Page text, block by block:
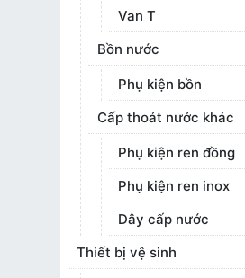
Van T
Bồn nước
Phụ kiện bồn
Cấp thoát nước khác
Phụ kiện ren đồng
Phụ kiện ren inox
Dây cấp nước
Thiết bị vệ sinh